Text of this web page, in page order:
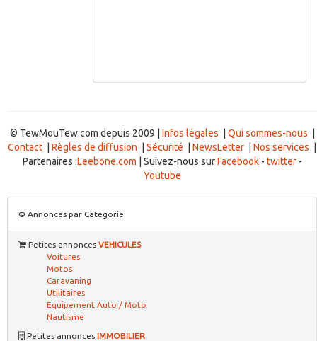
© TewMouTew.com depuis 2009 | Infos légales Qui sommes-nous
Contact
Règles de diffusion Sécurité NewsLetter Nos services
Partenaires :Leebone.com | Suivez-nous surFacebook- twitter-
Youtube
© Annonces par Categorie
Petites annonces VEHICULES
Voitures
Motos
Caravaning
Utilitaires
Equipement Auto / Moto
Nautisme
Petites annonces IMMOBILIER